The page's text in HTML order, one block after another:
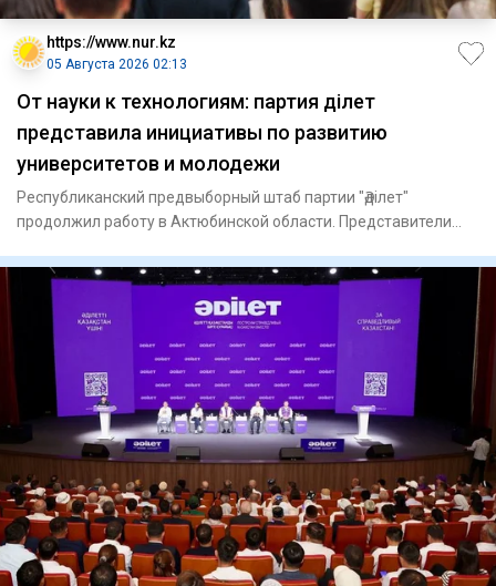
https://www.nur.kz
05 Августа 2026 02:13
От науки к технологиям: партия Әділет
представила инициативы по развитию
университетов и молодежи
Республиканский предвыборный штаб партии "Әділет"
продолжил работу в Актюбинской области. Представители